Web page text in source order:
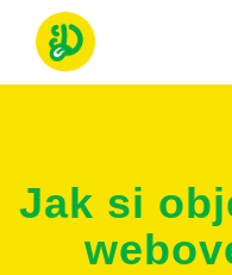
Prihlásenie
Jak si